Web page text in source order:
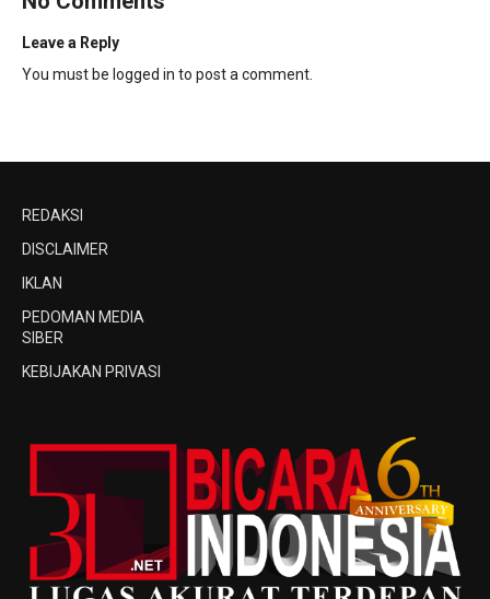
Leave a Reply
You must be logged in to post a comment.
REDAKSI
DISCLAIMER
IKLAN
PEDOMAN MEDIA
SIBER
KEBIJAKAN PRIVASI